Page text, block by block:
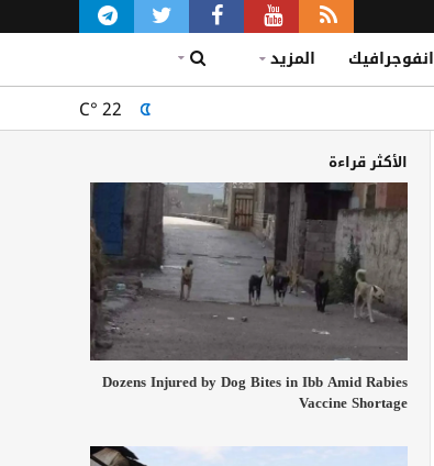
انفوجرافيك المزيد
C° 22
الأكثر قراءة
Dozens Injured by Dog Bites in Ibb Amid Rabies
Vaccine Shortage